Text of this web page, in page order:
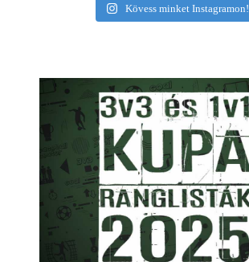
Kövess minket Instagramon!